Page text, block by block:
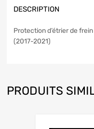
DESCRIPTION
Protection d’étrier de
(2017-2021)
PRODUITS